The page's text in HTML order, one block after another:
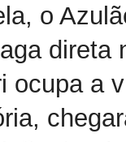
o
direta
ocupa a